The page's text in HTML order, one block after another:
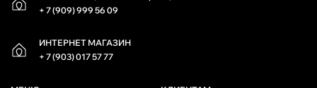
+ 7 (909) 999 56 09
ИНТЕРНЕТ МАГАЗИН
+ 7 (903) 017 57 77